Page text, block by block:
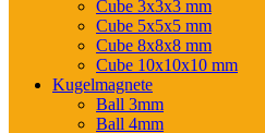
Cube 3x3x3 mm
Cube 5x5x5 mm
Cube 8x8x8 mm
Cube 10x10x10 mm
Kugelmagnete
Ball 3mm
Ball 4mm